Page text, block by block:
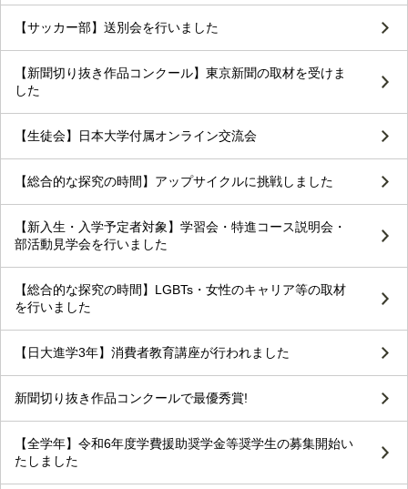
【サッカー部】送別会を行いました
【新聞切り抜き作品コンクール】東京新聞の取材を受けま
した
【生徒会】日本大学付属オンライン交流会
【総合的な探究の時間】アップサイクルに挑戦しました
【新入生・入学予定者対象】学習会・特進コース説明会・
部活動見学会を行いました
【総合的な探究の時間】LGBTs・女性のキャリア等の取材
を行いました
【日大進学3年】消費者教育講座が行われました
新聞切り抜き作品コンクールで最優秀賞!
【全学年】令和6年度学費援助奨学金等奨学生の募集開始い
たしました